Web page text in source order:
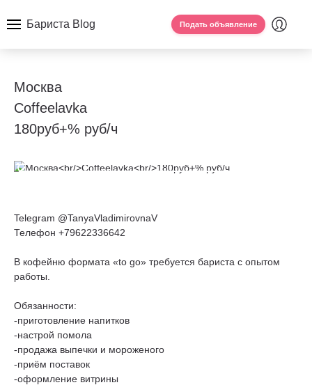
Бариста Blog Подать объявление
Москва
Coffeelavka
180руб+% руб/ч
Telegram @TanyaVladimirovnaV
Телефон +79622336642
В кофейню формата «to go» требуется бариста с опытом
работы.
Обязанности:
-приготовление напитков
-настрой помола
-продажа выпечки и мороженого
-приём поставок
-оформление витрины